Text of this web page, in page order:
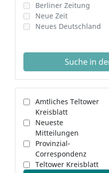
Berliner Zeitung
Neue Zeit
Neues Deutschland
Suche in
Amtliches Teltower
Kreisblatt
Neueste
Mitteilungen
Provinzial-
Correspondenz
Teltower Kreisblatt